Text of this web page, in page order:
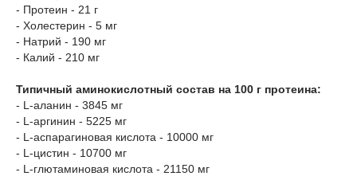
- Протеин - 21 г
- Холестерин - 5 мг
- Натрий - 190 мг
- Калий - 210 мг
Типичный аминокислотный состав на 100 г протеина:
- L-аланин - 3845 мг
- L-аргинин - 5225 мг
- L-аспарагиновая кислота - 10000 мг
- L-цистин - 10700 мг
- L-глютаминовая кислота - 21150 мг